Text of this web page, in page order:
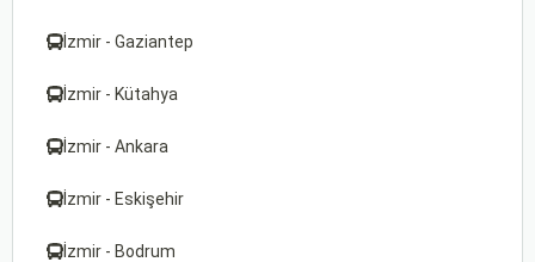
İzmir - Gaziantep
İzmir - Kütahya
İzmir - Ankara
İzmir - Eskişehir
İzmir - Bodrum